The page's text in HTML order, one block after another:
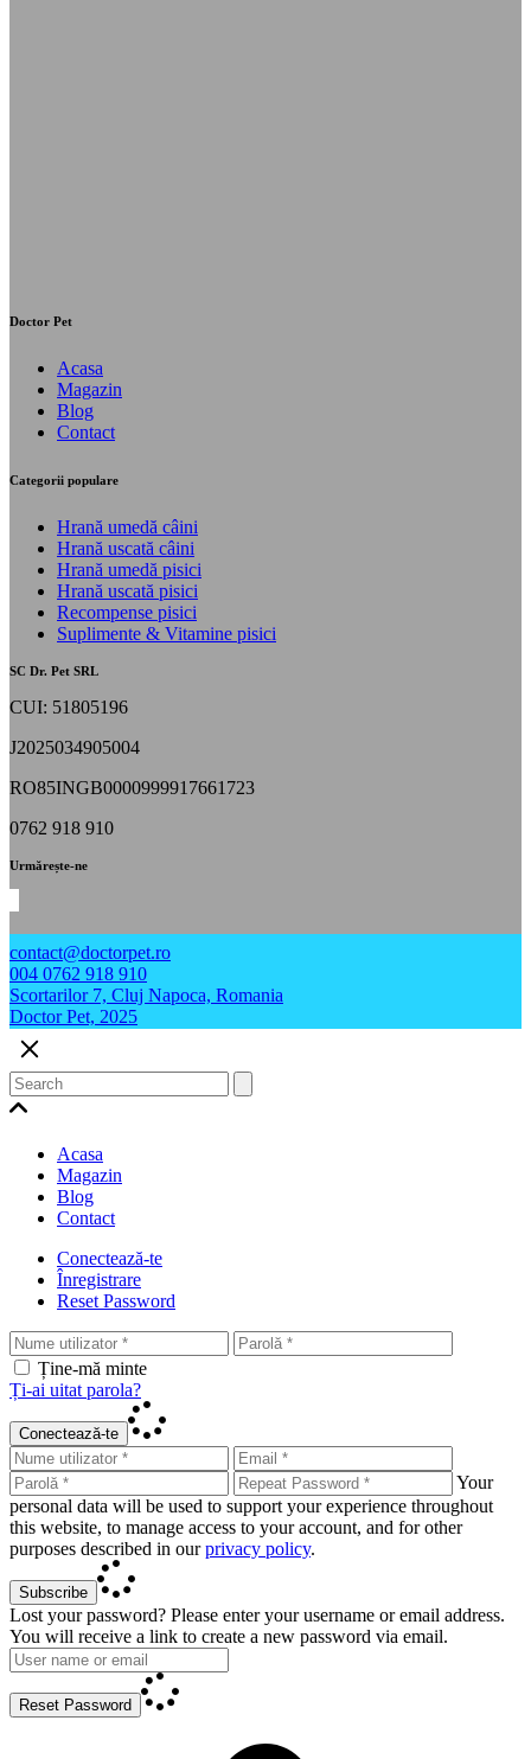
Doctor Pet
Acasa
Magazin
Blog
Contact
Categorii populare
Hrană umedă câini
Hrană uscată câini
Hrană umedă pisici
Hrană uscată pisici
Recompense pisici
Suplimente & Vitamine pisici
SC Dr. Pet SRL
CUI: 51805196
J2025034905004
RO85INGB0000999917661723
0762 918 910
Urmărește-ne
contact@doctorpet.ro
004 0762 918 910
Scortarilor 7, Cluj Napoca, Romania
Doctor Pet, 2025
Acasa
Magazin
Blog
Contact
Conectează-te
Înregistrare
Reset Password
Ține-mă minte
Ți-ai uitat parola?
Conectează-te
Your
personal data will be used to support your experience throughout
this website, to manage access to your account, and for other
purposes described in ourprivacy policy.
Subscribe
Lost your password? Please enter your username or email address.
You will receive a link to create a new password via email.
Reset Password